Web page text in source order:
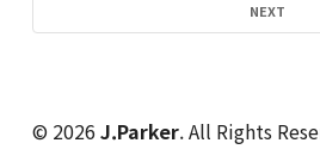
NEXT
© 2026 J.Parker. All Rights